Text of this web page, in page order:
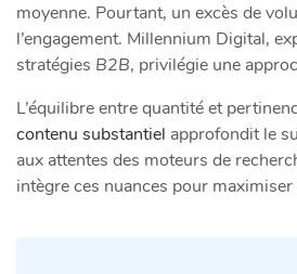
moyenne. Pourtant, un excès de
l’engagement. Millennium Digital,
stratégies B2B, privilégie une
L’équilibre entre quantité et
contenu substantiel approfondit le
aux attentes des moteurs de
intègre ces nuances pour